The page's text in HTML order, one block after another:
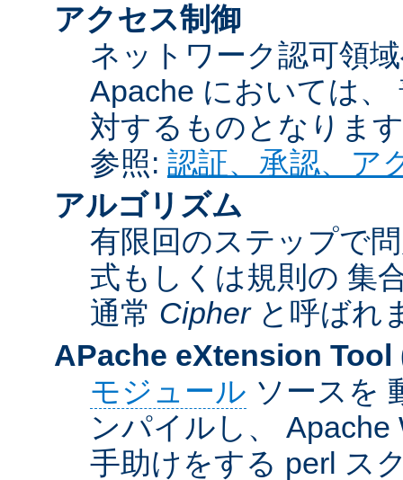
アクセス制御
ネットワーク認可領
Apache においては
対するものとなりま
参照: 認証、承認、ア
アルゴリズム
有限回のステップで
式もしくは規則の 集
通常 Cipherと呼ばれ
APache eXtension Tool
モジュール ソースを
ンパイルし、
手助けをする perl ス